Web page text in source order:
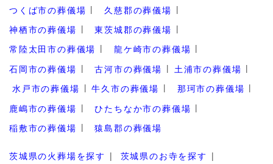
つくば市の葬儀場
久慈郡の葬儀場
神栖市の葬儀場
東茨城郡の葬儀場
常陸太田市の葬儀場
龍ケ崎市の葬儀場
石岡市の葬儀場
古河市の葬儀場
土浦市の葬儀場
水戸市の葬儀場
牛久市の葬儀場
那珂市の葬儀場
鹿嶋市の葬儀場
ひたちなか市の葬儀場
稲敷市の葬儀場
猿島郡の葬儀場
茨城県の火葬場を探す
茨城県のお寺を探す